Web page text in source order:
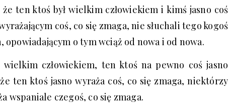
ten ktoś był wielkim człowiekiem i kimś jasno coś
coś, co się zmaga, nie słuchali tego kogoś
opowiadającym o tym wciąż od nowa i od nowa.
człowiekiem, ten ktoś na pewno coś jasno
ten ktoś jasno wyraża coś, co się zmaga, niektórzy
wspaniale czegoś, co się zmaga.